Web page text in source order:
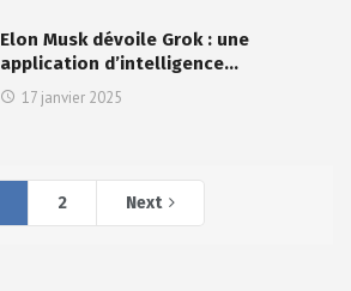
Elon Musk dévoile Grok : une
application d’intelligence…
17 janvier 2025
2 Next